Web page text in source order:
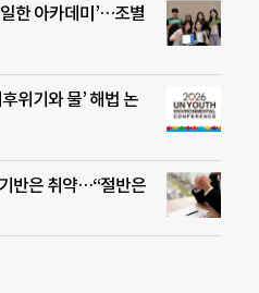
한 아카데미’…조별
위기와 물’ 해법 논
반은 취약…“절반은